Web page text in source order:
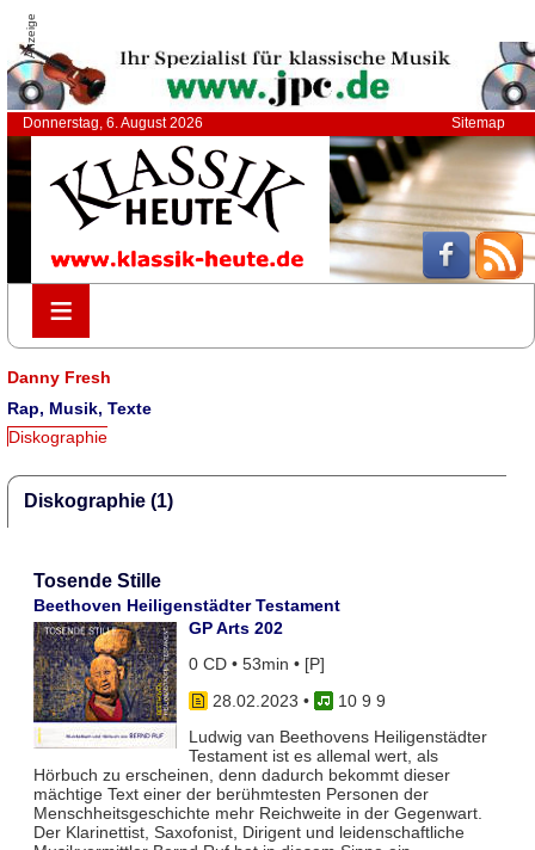
Anzeige
Donnerstag, 6. August 2026 Sitemap
≡
≡
Danny Fresh
Rap, Musik, Texte
Diskographie
Diskographie (1)
Tosende Stille
Beethoven Heiligenstädter Testament
GP Arts 202
0 CD • 53min • [P]
28.02.2023 •
10 9 9
Ludwig van Beethovens Heiligenstädter
Testament ist es allemal wert, als
Hörbuch zu erscheinen, denn dadurch bekommt dieser
mächtige Text einer der berühmtesten Personen der
Menschheitsgeschichte mehr Reichweite in der Gegenwart.
Der Klarinettist, Saxofonist, Dirigent und leidenschaftliche